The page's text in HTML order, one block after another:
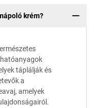
krém?
táplálják és
a
amelyek